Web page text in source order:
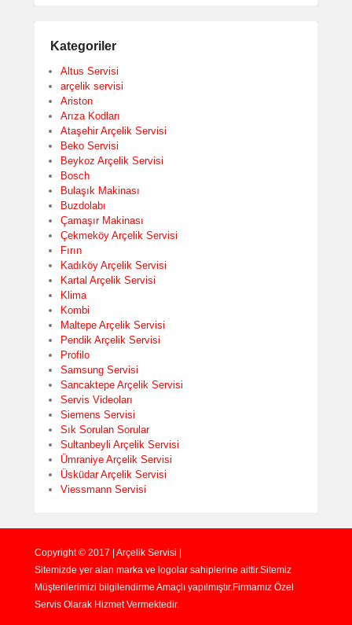
Kategoriler
Altus Servisi
arçelik servisi
Ariston
Arıza Kodları
Ataşehir Arçelik Servisi
Beko Servisi
Beykoz Arçelik Servisi
Bosch
Bulaşık Makinası
Buzdolabı
Çamaşır Makinası
Çekmeköy Arçelik Servisi
Fırın
Kadıköy Arçelik Servisi
Kartal Arçelik Servisi
Klima
Kombi
Maltepe Arçelik Servisi
Pendik Arçelik Servisi
Profilo
Samsung Servisi
Sancaktepe Arçelik Servisi
Servis Videoları
Siemens Servisi
Sık Sorulan Sorular
Sultanbeyli Arçelik Servisi
Ümraniye Arçelik Servisi
Üsküdar Arçelik Servisi
Viessmann Servisi
Copyright © 2017 | Arçelik Servisi |
Sitemizde yer alan marka ve logolar sahiplerine aittir.Sitemiz
Müşterilerimizi bilgilendirme Amaçlı yapılmıştır.Firmamız Özel
Servis Olarak Hizmet Vermektedir.